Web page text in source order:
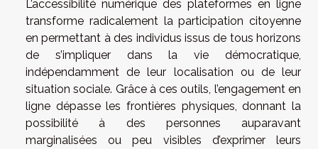
L’accessibilité numérique des plateformes en ligne
transforme radicalement la participation citoyenne
en permettant à des individus issus de tous horizons
de s’impliquer dans la vie démocratique,
indépendamment de leur localisation ou de leur
situation sociale. Grâce à ces outils, l’engagement en
ligne dépasse les frontières physiques, donnant la
possibilité à des personnes auparavant
marginalisées ou peu visibles d’exprimer leurs